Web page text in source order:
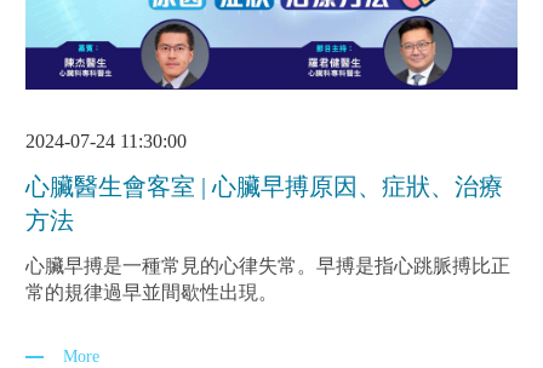
2024-07-24 11:30:00
心臟醫生會客室 | 心臟早搏原因、症狀、治療
方法
心臟早搏是一種常見的心律失常。早搏是指心跳脈搏比正
常的規律過早並間歇性出現。
More